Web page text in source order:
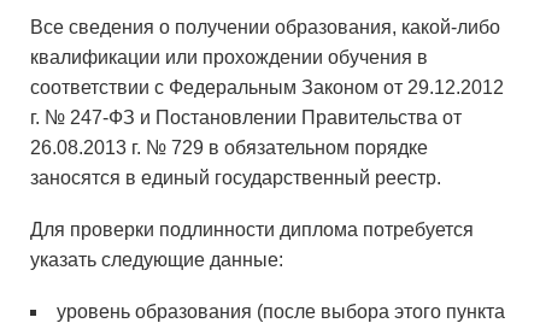
Все сведения о получении образования, какой-либо
квалификации или прохождении обучения в
соответствии с Федеральным Законом от 29.12.2012
г. № 247-ФЗ и Постановлении Правительства от
26.08.2013 г. № 729 в обязательном порядке
заносятся в единый государственный реестр.
Для проверки подлинности диплома потребуется
указать следующие данные:
уровень образования (после выбора этого пункта